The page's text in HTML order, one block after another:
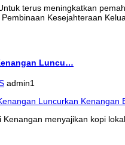
terus meningkatkan
Kesejahteraan
Luncu…
admin1
menyajikan kopi